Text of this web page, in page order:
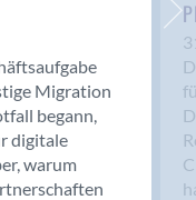
Migration
begann,
digitale
warum